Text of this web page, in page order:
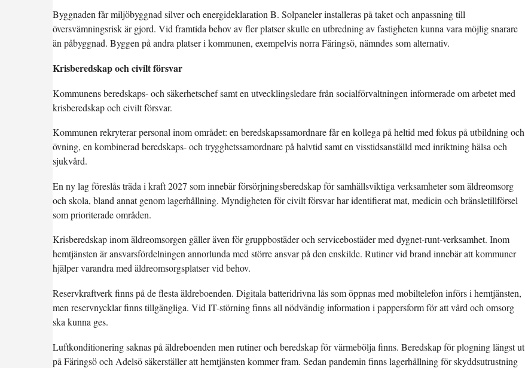
Byggnaden får miljöbyggnad silver och energideklaration B. Solpaneler installeras på taket och anpassning till
översvämningsrisk är gjord. Vid framtida behov av fler platser skulle en utbredning av fastigheten kunna vara möjlig snarare
än påbyggnad. Byggen på andra platser i kommunen, exempelvis norra Färingsö, nämndes som alternativ.
Krisberedskap och civilt försvar
Kommunens beredskaps- och säkerhetschef samt en utvecklingsledare från socialförvaltningen informerade om arbetet med
krisberedskap och civilt försvar.
Kommunen rekryterar personal inom området: en beredskapssamordnare får en kollega på heltid med fokus på utbildning och
övning, en kombinerad beredskaps- och trygghetssamordnare på halvtid samt en visstidsanställd med inriktning hälsa och
sjukvård.
En ny lag föreslås träda i kraft 2027 som innebär försörjningsberedskap för samhällsviktiga verksamheter som äldreomsorg
och skola, bland annat genom lagerhållning. Myndigheten för civilt försvar har identifierat mat, medicin och bränsletillförsel
som prioriterade områden.
Krisberedskap inom äldreomsorgen gäller även för gruppbostäder och servicebostäder med dygnet-runt-verksamhet. Inom
hemtjänsten är ansvarsfördelningen annorlunda med större ansvar på den enskilde. Rutiner vid brand innebär att kommuner
hjälper varandra med äldreomsorgsplatser vid behov.
Reservkraftverk finns på de flesta äldreboenden. Digitala batteridrivna lås som öppnas med mobiltelefon införs i hemtjänsten,
men reservnycklar finns tillgängliga. Vid IT-störning finns all nödvändig information i pappersform för att vård och omsorg
ska kunna ges.
Luftkonditionering saknas på äldreboenden men rutiner och beredskap för värmebölja finns. Beredskap för plogning längst ut
på Färingsö och Adelsö säkerställer att hemtjänsten kommer fram. Sedan pandemin finns lagerhållning för skyddsutrustning